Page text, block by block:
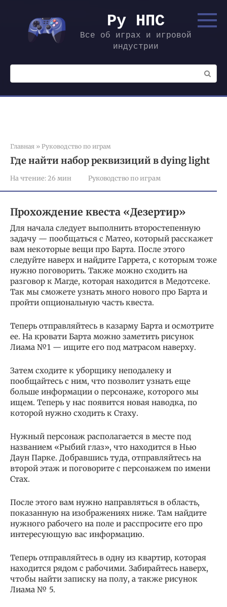
контенту
Ру НПС
Все об играх и игровой
индустрии
Поиск:
Главная » Руководство по играм
Где найти набор реквизиций в dying light
На чтение: 26 мин Руководство по играм
Прохождение квеста «Дезертир»
Для начала следует выполнить второстепенную
задачу — пообщаться с Матео, который расскажет
вам некоторые вещи про Барта. После этого
следуйте наверх и найдите Гаррета, с которым тоже
нужно поговорить. Также можно сходить на
разговор к Магде, которая находится в Медотсеке.
Так мы сможете узнать много нового про Барта и
пройти опциональную часть квеста.
Теперь отправляйтесь в казарму Барта и осмотрите
ее. На кровати Барта можно заметить рисунок
Лиама №1 — ищите его под матрасом наверху.
Затем сходите к уборщику неподалеку и
пообщайтесь с ним, что позволит узнать еще
больше информации о персонаже, которого мы
ищем. Теперь у нас появится новая наводка, по
которой нужно сходить к Стаху.
Нужный персонаж располагается в месте под
названием «Рыбий глаз», что находится в Нью
Даун Парке. Добравшись туда, отправляйтесь на
второй этаж и поговорите с персонажем по имени
Стах.
После этого вам нужно направляться в область,
показанную на изображениях ниже. Там найдите
нужного рабочего на поле и расспросите его про
интересующую вас информацию.
Теперь отправляйтесь в одну из квартир, которая
находится рядом с рабочими. Забирайтесь наверх,
чтобы найти записку на полу, а также рисунок
Лиама № 5.